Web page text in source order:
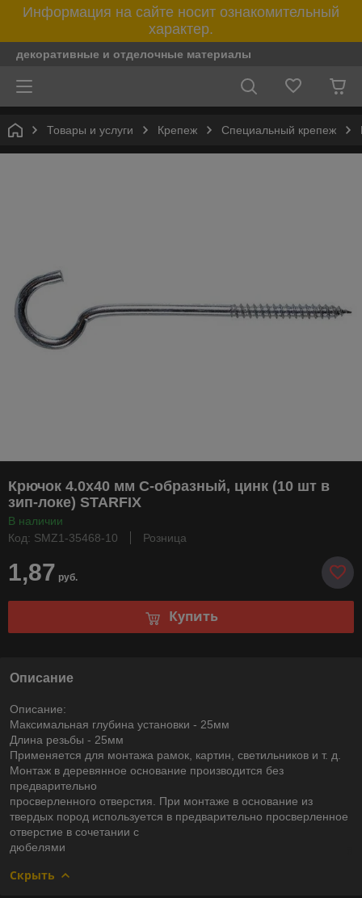
Информация на сайте носит ознакомительный
характер.
декоративные и отделочные материалы
Товары и услуги Крепеж Специальный крепеж
Крючок 4.0х40 мм С-образный, цинк (10 шт в
зип-локе) STARFIX
В наличии
Код: SMZ1-35468-10
Розница
1,87 руб.
Купить
Описание
Описание:
Максимальная глубина установки - 25мм
Длина резьбы - 25мм
Применяется для монтажа рамок, картин, светильников и т. д.
Монтаж в деревянное основание производится без
предварительно
просверленного отверстия. При монтаже в основание из
твердых пород используется в предварительно просверленное
отверстие в сочетании с
дюбелями
Скрыть